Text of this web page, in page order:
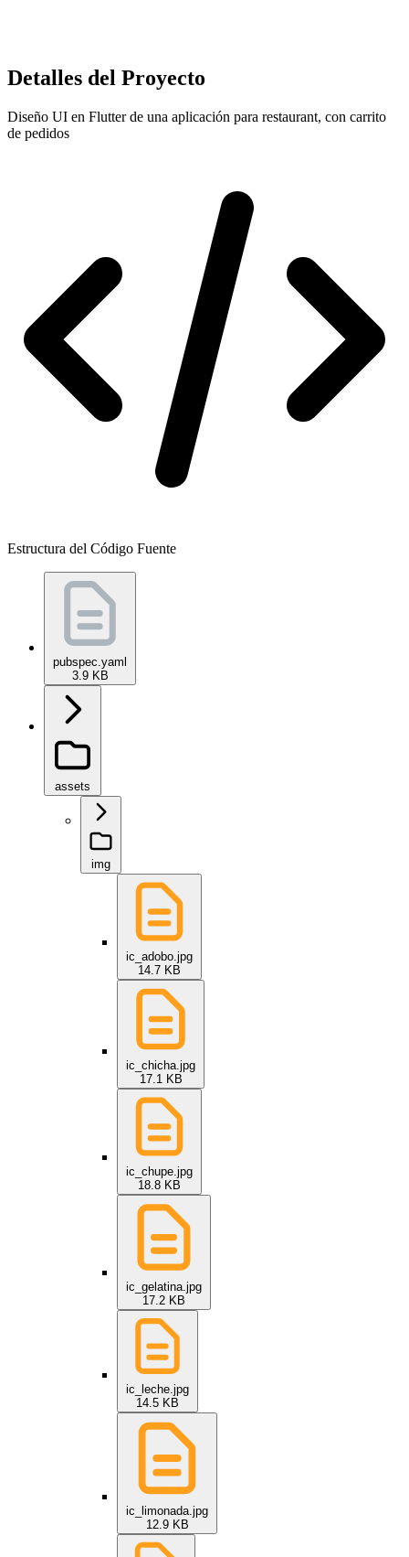
Detalles del Proyecto
Diseño UI en Flutter de una aplicación para restaurant, con carrito
de pedidos
Estructura del Código Fuente
pubspec.yaml
3.9 KB
assets
img
ic_adobo.jpg
14.7 KB
ic_chicha.jpg
17.1 KB
ic_chupe.jpg
18.8 KB
ic_gelatina.jpg
17.2 KB
ic_leche.jpg
14.5 KB
ic_limonada.jpg
12.9 KB